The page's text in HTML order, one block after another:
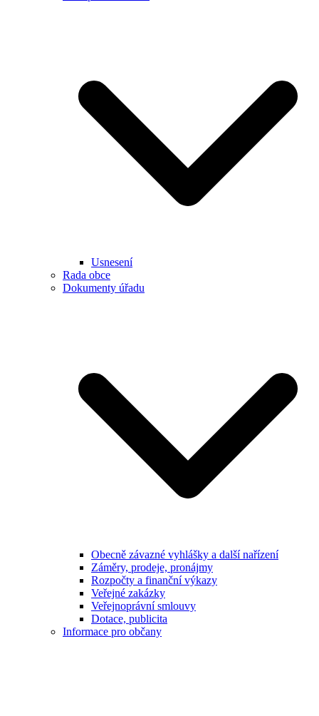
Usnesení
Rada obce
Dokumenty úřadu
Obecně závazné vyhlášky a další nařízení
Záměry, prodeje, pronájmy
Rozpočty a finanční výkazy
Veřejné zakázky
Veřejnoprávní smlouvy
Dotace, publicita
Informace pro občany